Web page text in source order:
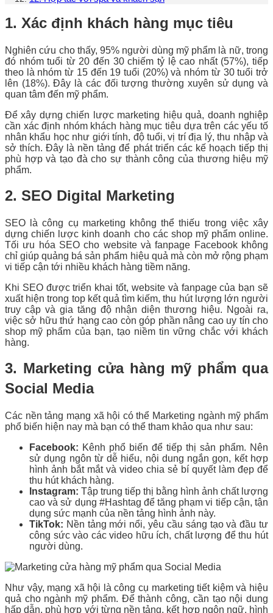
1. Xác định khách hàng mục tiêu
Nghiên cứu cho thấy, 95% người dùng mỹ phẩm là nữ, trong
đó nhóm tuổi từ 20 đến 30 chiếm tỷ lệ cao nhất (57%), tiếp
theo là nhóm từ 15 đến 19 tuổi (20%) và nhóm từ 30 tuổi trở
lên (18%). Đây là các đối tượng thường xuyên sử dụng và
quan tâm đến mỹ phẩm.
Để xây dựng chiến lược marketing hiệu quả, doanh nghiệp
cần xác định nhóm khách hàng mục tiêu dựa trên các yếu tố
nhân khẩu học như giới tính, độ tuổi, vị trí địa lý, thu nhập và
sở thích. Đây là nền tảng để phát triển các kế hoạch tiếp thị
phù hợp và tạo đà cho sự thành công của thương hiệu mỹ
phẩm.
2. SEO Digital Marketing
SEO là công cụ marketing không thể thiếu trong việc xây
dựng chiến lược kinh doanh cho các shop mỹ phẩm online.
Tối ưu hóa SEO cho website và fanpage Facebook không
chỉ giúp quảng bá sản phẩm hiệu quả mà còn mở rộng phạm
vi tiếp cận tới nhiều khách hàng tiềm năng.
Khi SEO được triển khai tốt, website và fanpage của bạn sẽ
xuất hiện trong top kết quả tìm kiếm, thu hút lượng lớn người
truy cập và gia tăng độ nhận diện thương hiệu. Ngoài ra,
việc sở hữu thứ hạng cao còn góp phần nâng cao uy tín cho
shop mỹ phẩm của bạn, tạo niềm tin vững chắc với khách
hàng.
3. Marketing cửa hàng mỹ phẩm qua
Social Media
Các nền tảng mạng xã hội có thể Marketing ngành mỹ phẩm
phổ biến hiện nay mà bạn có thể tham khảo qua như sau:
Facebook: Kênh phổ biến để tiếp thị sản phẩm. Nên
sử dụng ngôn từ dễ hiểu, nội dung ngắn gọn, kết hợp
hình ảnh bắt mắt và video chia sẻ bí quyết làm đẹp để
thu hút khách hàng.
Instagram: Tập trung tiếp thị bằng hình ảnh chất lượng
cao và sử dụng #Hashtag để tăng phạm vi tiếp cận, tận
dụng sức mạnh của nền tảng hình ảnh này.
TikTok: Nền tảng mới nổi, yêu cầu sáng tạo và đầu tư
công sức vào các video hữu ích, chất lượng để thu hút
người dùng.
Như vậy, mạng xã hội là công cụ marketing tiết kiệm và hiệu
quả cho ngành mỹ phẩm. Để thành công, cần tạo nội dung
hấp dẫn, phù hợp với từng nền tảng, kết hợp ngôn ngữ, hình